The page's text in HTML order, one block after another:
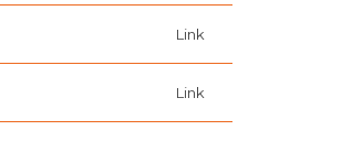
Link
Link